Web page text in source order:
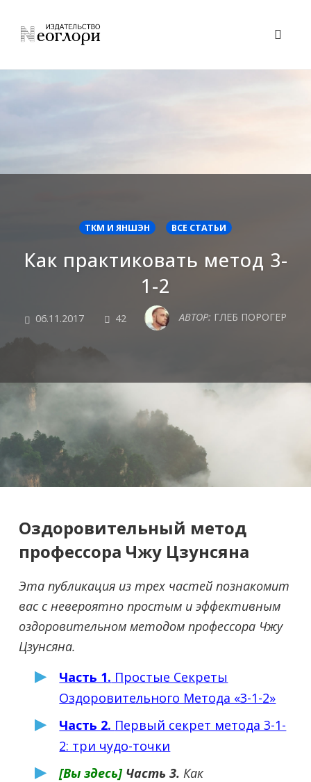
ТКМ И ЯНШЭН ВСЕ СТАТЬИ
Как практиковать метод 3-
1-2
06.11.2017 42 COMMENTSАВТОР: ГЛЕБ ПОРОГЕР
Оздоровительный метод
профессора Чжу Цзунсяна
Эта публикация из трех частей познакомит
вас с невероятно простым и эффективным
оздоровительном методом профессора Чжу
Цзунсяна.
Часть 1. Простые Секреты
Оздоровительного Метода «3-1-2»
Часть 2. Первый секрет метода 3-1-
2: три чудо-точки
[Вы здесь] Часть 3. Как